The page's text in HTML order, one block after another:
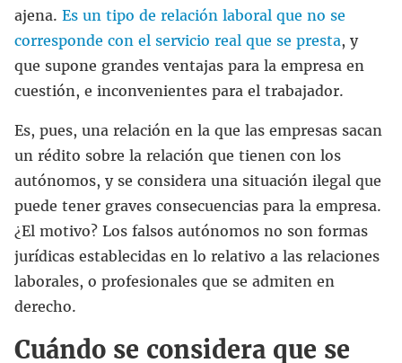
ajena. Es un tipo de relación laboral que no se
corresponde con el servicio real que se presta, y
que supone grandes ventajas para la empresa en
cuestión, e inconvenientes para el trabajador.
Es, pues, una relación en la que las empresas sacan
un rédito sobre la relación que tienen con los
autónomos, y se considera una situación ilegal que
puede tener graves consecuencias para la empresa.
¿El motivo? Los falsos autónomos no son formas
jurídicas establecidas en lo relativo a las relaciones
laborales, o profesionales que se admiten en
derecho.
Cuándo se considera que se